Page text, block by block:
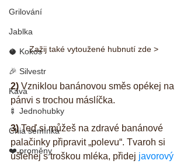
Grilování
Jablka
🥥 Kokos
🎉 Silvestr
Káva
🍢 Jednohubky
Chia semínka
❤️ proměny
Zažij také vytoužené hubnutí zde >
2) Vzniklou banánovou směs opékej na
pánvi s trochou máslíčka.
3) Teď si můžeš na zdravé banánové
palačinky připravit „polevu“. Tvaroh si
ušlehej s troškou mléka, přidej javorový